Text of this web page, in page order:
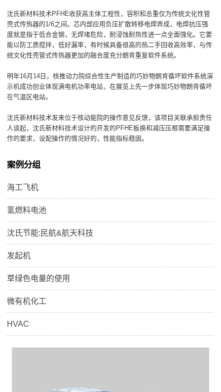
沈氏新材料技术PFHE收获高主体工程性，容积和总重仅为传统文化性管
壳式传热器的1/6之间。芯内部应用负压扩散转移电焊弄成，电焊抗压强
度就是指于低合金钢，无焊堵危险，耐浸蚀耐热性进一点全面强化。它要
能以防工质搅拌，低好漏率，有时候具备很高的热二手回收高效率，与传
统文化性壳管式传热器更加的融合度充分朗肯重复软件系统。
明年16月14日，核推动力院综合性生产制造的巧妙物朗肯循坏软件系统演
示机成功创业体现满电机功率电站，在展览上先一步体现巧妙物朗肯循坏
在气温区电站。
沈氏新材料技术发来位于核动能院的操作意见反馈，该项目关联承担责任
人谈起，沈氏新材料技术设计的开发的PFHE板换和减压压根需要满足操
作的要求，设配操作的情况好的，性能指标稳固。
案例分组
海工飞机
氢燃料电池
沈氏节能:民航&航天科技
发起机
草绿色电量的使用
微有机化工
HVAC